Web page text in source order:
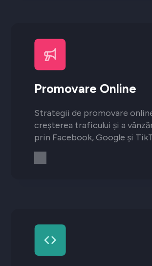
Promovare Online
Strategii de promovare
creșterea traficului și a
prin Facebook, Google și